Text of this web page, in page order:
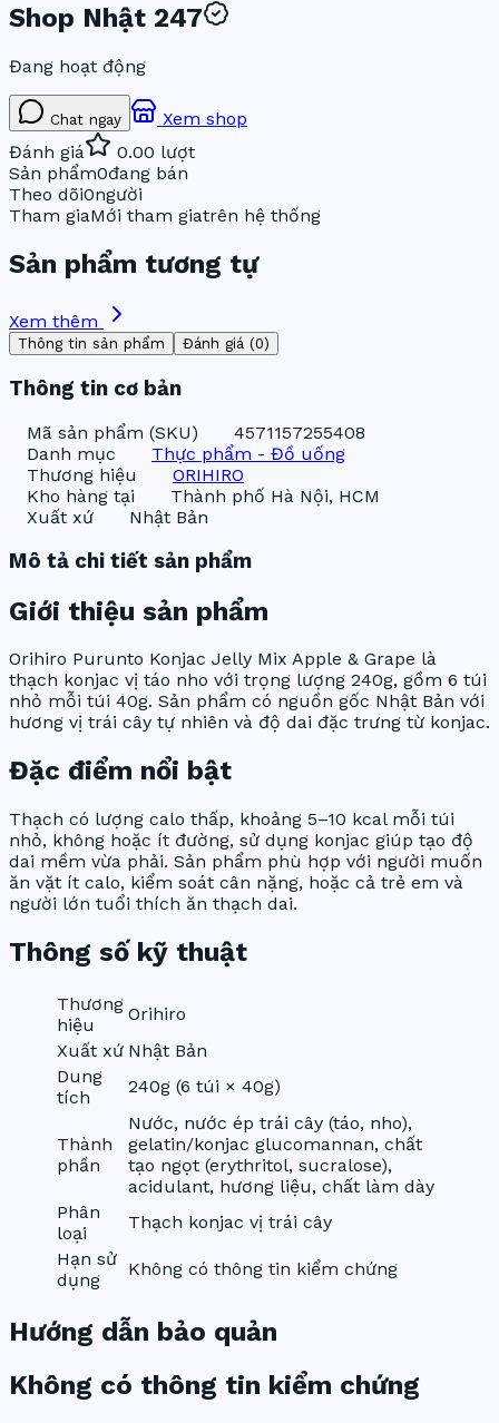
Shop Nhật 247
Đang hoạt động
Chat ngay
Xem shop
Đánh giá
0.00 lượt
Sản phẩm0đang bán
Theo dõi0người
Tham giaMới tham giatrên hệ thống
Sản phẩm tương tự
Xem thêm
Thông tin sản phẩm Đánh giá (0)
Thông tin cơ bản
Mã sản phẩm (SKU)
4571157255408
Danh mục
Thực phẩm - Đồ uống
Thương hiệu
ORIHIRO
Kho hàng tại
Thành phố Hà Nội, HCM
Xuất xứ
Nhật Bản
Mô tả chi tiết sản phẩm
Giới thiệu sản phẩm
Orihiro Purunto Konjac Jelly Mix Apple & Grape là
thạch konjac vị táo nho với trọng lượng 240g, gồm 6 túi
nhỏ mỗi túi 40g. Sản phẩm có nguồn gốc Nhật Bản với
hương vị trái cây tự nhiên và độ dai đặc trưng từ konjac.
Đặc điểm nổi bật
Thạch có lượng calo thấp, khoảng 5–10 kcal mỗi túi
nhỏ, không hoặc ít đường, sử dụng konjac giúp tạo độ
dai mềm vừa phải. Sản phẩm phù hợp với người muốn
ăn vặt ít calo, kiểm soát cân nặng, hoặc cả trẻ em và
người lớn tuổi thích ăn thạch dai.
Thông số kỹ thuật
Thương
hiệu
Orihiro
Xuất xứ Nhật Bản
Dung
tích
240g (6 túi × 40g)
Thành
phần
Nước, nước ép trái cây (táo, nho),
gelatin/konjac glucomannan, chất
tạo ngọt (erythritol, sucralose),
acidulant, hương liệu, chất làm dày
Phân
loại
Thạch konjac vị trái cây
Hạn sử
dụng
Không có thông tin kiểm chứng
Hướng dẫn bảo quản
Không có thông tin kiểm chứng